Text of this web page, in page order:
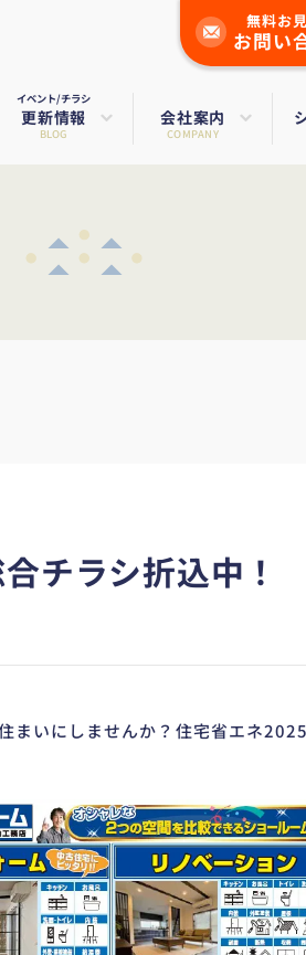
無料お
お問い
イベント/チラシ
更新情報
BLOG
会社案内
COMPANY
チラシ折込中！
まいにしませんか？住宅省エネ